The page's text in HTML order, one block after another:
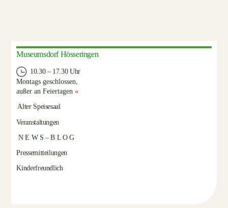
Museumsdorf Hösseringen
10.30 – 17.30 Uhr
Montags geschlossen,
außer an Feiertagen«
Alter Speisesaal
Veranstaltungen
N E W S – B L O G
Pressemitteilungen
Kinderfreundlich